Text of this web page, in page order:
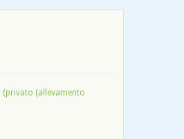
(privato (allevamento